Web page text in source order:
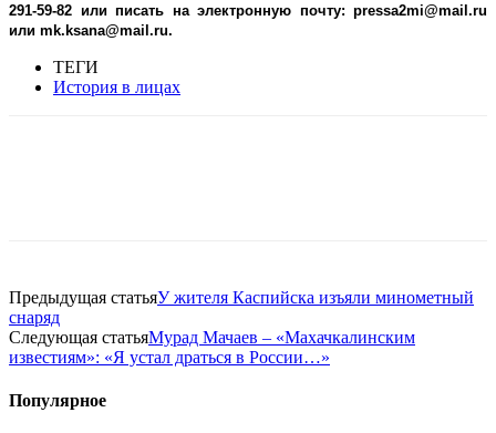
291-59-82 или писать на электронную почту: pressa2mi@mail.ru
или mk.ksana@mail.ru.
ТЕГИ
История в лицах
Предыдущая статьяУ жителя Каспийска изъяли минометный
снаряд
Следующая статьяМурад Мачаев – «Махачкалинским
известиям»: «Я устал драться в России…»
Популярное